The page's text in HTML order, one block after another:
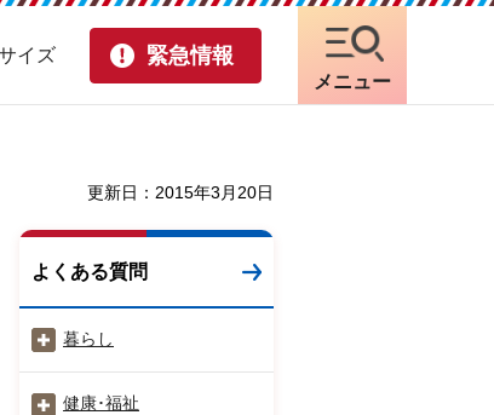
イズ 緊急情報
メニュー
更新日：2015年3月20日
よくある質問
暮らし
健康･福祉